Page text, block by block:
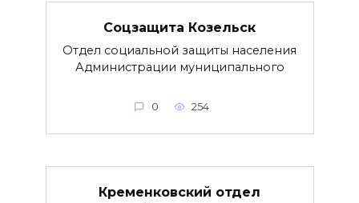
Соцзащита Козельск
Отдел социальной защиты населения
Администрации муниципального
0 254
Кременковский отдел